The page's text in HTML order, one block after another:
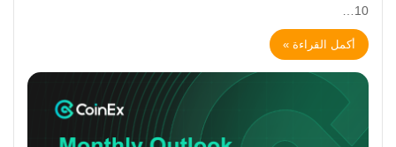
10…
أكمل القراءة »